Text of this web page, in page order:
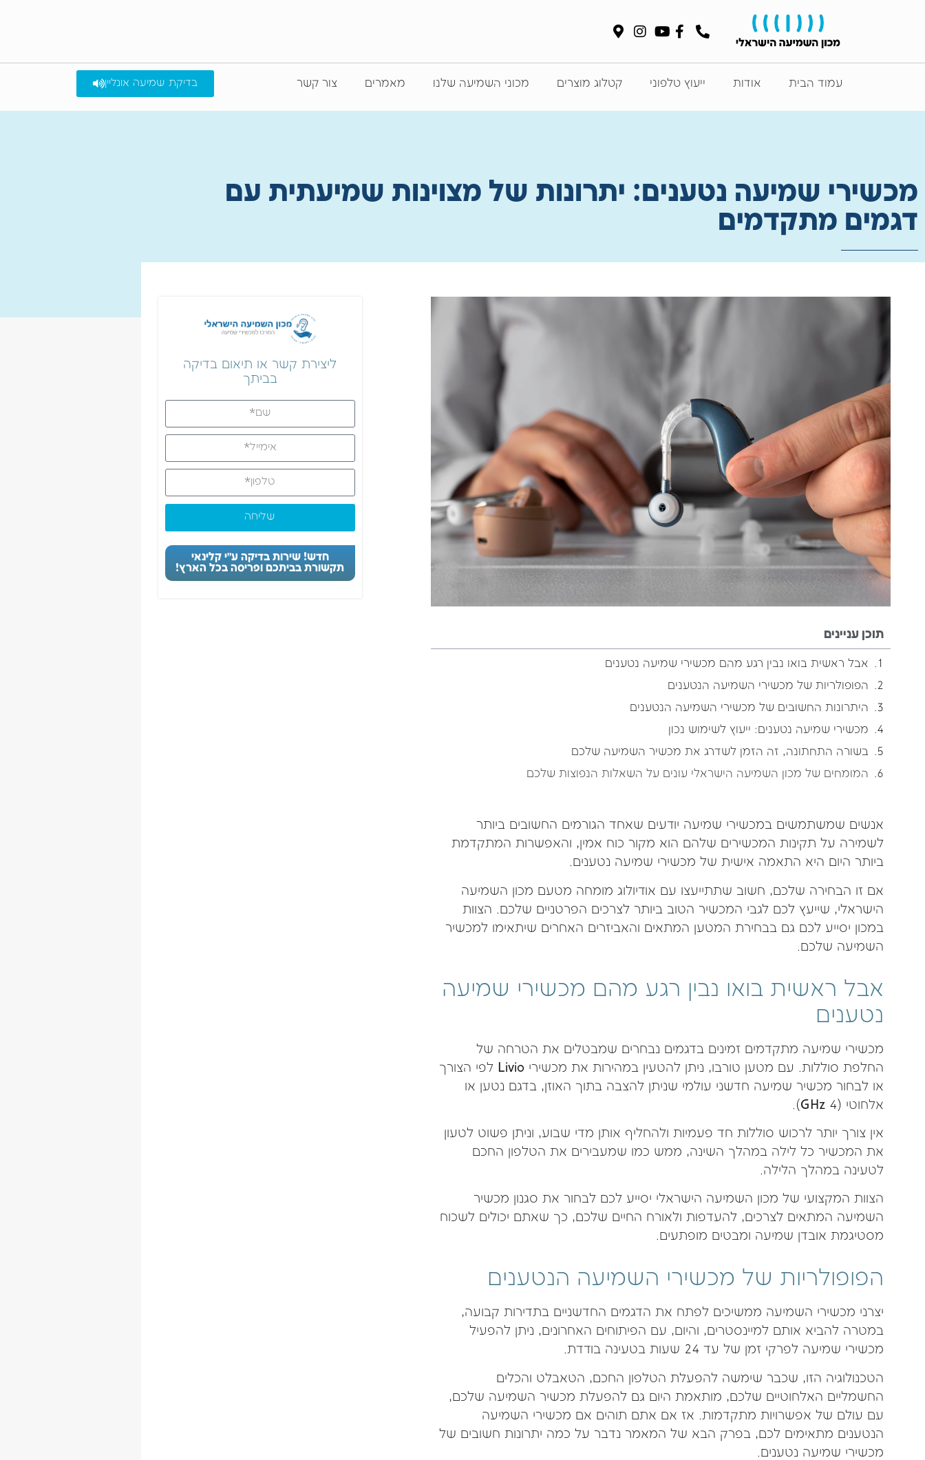
עמוד הבית אודות ייעוץ טלפוני קטלוג מוצרים מכוני השמיעה שלנו מאמרים צור קשר בדיקת שמיעה אונליין
מכשירי שמיעה נטענים: יתרונות של מצוינות שמיעתית עם
דגמים מתקדמים
תוכן עניינים
אבל ראשית בואו נבין רגע מהם מכשירי שמיעה נטענים
הפופולריות של מכשירי השמיעה הנטענים
היתרונות החשובים של מכשירי השמיעה הנטענים
מכשירי שמיעה נטענים: ייעוץ לשימוש נכון
בשורה התחתונה, זה הזמן לשדרג את מכשיר השמיעה שלכם
המומחים של מכון השמיעה הישראלי עונים על השאלות הנפוצות שלכם
אנשים שמשתמשים במכשירי שמיעה יודעים שאחד הגורמים החשובים ביותר
לשמירה על תקינות המכשירים שלהם הוא מקור כוח אמין, והאפשרות המתקדמת
ביותר היום היא התאמה אישית של מכשירי שמיעה נטענים.
אם זו הבחירה שלכם, חשוב שתתייעצו עם אודיולוג מומחה מטעם מכון השמיעה
הישראלי, שייעץ לכם לגבי המכשיר הטוב ביותר לצרכים הפרטניים שלכם. הצוות
במכון יסייע לכם גם בבחירת המטען המתאים והאביזרים האחרים שיתאימו למכשיר
השמיעה שלכם.
אבל ראשית בואו נבין רגע מהם מכשירי שמיעה
נטענים
מכשירי שמיעה מתקדמים זמינים בדגמים נבחרים שמבטלים את הטרחה של
החלפת סוללות. עם מטען טורבו, ניתן להטעין במהירות את מכשירי Livio לפי הצורך
או לבחור מכשיר שמיעה חדשני עולמי שניתן להצבה בתוך האוזן, בדגם נטען או
אלחוטי (4 GHz).
אין צורך יותר לרכוש סוללות חד פעמיות ולהחליף אותן מדי שבוע, וניתן פשוט לטעון
את המכשיר כל לילה במהלך השינה, ממש כמו שמעבירים את הטלפון החכם
לטעינה במהלך הלילה.
הצוות המקצועי של מכון השמיעה הישראלי יסייע לכם לבחור את סגנון מכשיר
השמיעה המתאים לצרכים, להעדפות ולאורח החיים שלכם, כך שאתם יכולים לשכוח
מסטיגמת אובדן שמיעה ומבטים מופתעים.
הפופולריות של מכשירי השמיעה הנטענים
יצרני מכשירי השמיעה ממשיכים לפתח את הדגמים החדשניים בתדירות קבועה,
במטרה להביא אותם למיינסטרים, והיום, עם הפיתוחים האחרונים, ניתן להפעיל
מכשירי שמיעה לפרקי זמן של עד 24 שעות בטעינה בודדת.
הטכנולוגיה הזו, שכבר שימשה להפעלת הטלפון החכם, הטאבלט והכלים
החשמליים האלחוטיים שלכם, מותאמת היום גם להפעלת מכשיר השמיעה שלכם,
עם עולם של אפשרויות מתקדמות. אז אם אתם תוהים אם מכשירי השמיעה
הנטענים מתאימים לכם, בפרק הבא של המאמר נדבר על כמה יתרונות חשובים של
מכשירי שמיעה נטענים.
ליצירת קשר או תיאום בדיקה
בביתך
שליחה
חדש! שירות בדיקה ע״י קלינאי
תקשורת בביתכם ופריסה בכל הארץ!